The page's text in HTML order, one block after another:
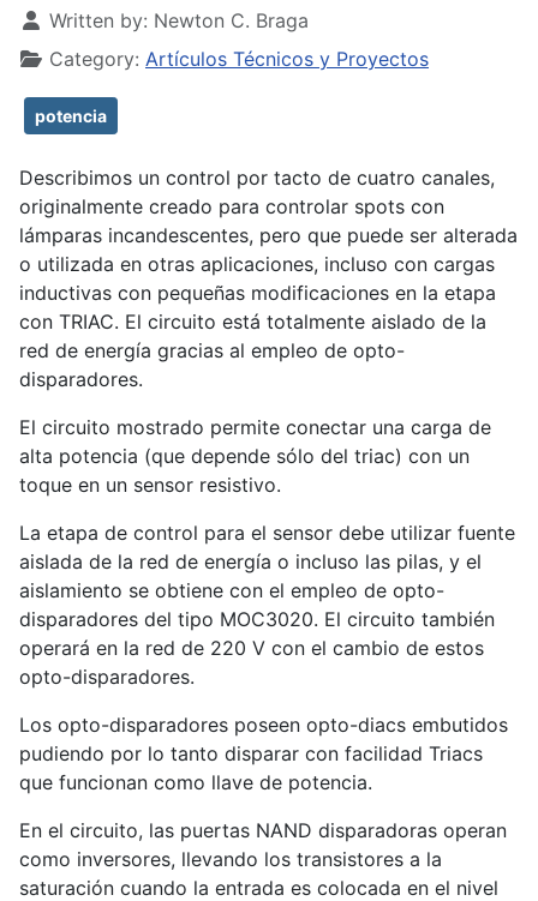
Details
Written by: Newton C. Braga
Category: Artículos Técnicos y Proyectos
potencia
Describimos un control por tacto de cuatro canales,
originalmente creado para controlar spots con
lámparas incandescentes, pero que puede ser alterada
o utilizada en otras aplicaciones, incluso con cargas
inductivas con pequeñas modificaciones en la etapa
con TRIAC. El circuito está totalmente aislado de la
red de energía gracias al empleo de opto-
disparadores.
El circuito mostrado permite conectar una carga de
alta potencia (que depende sólo del triac) con un
toque en un sensor resistivo.
La etapa de control para el sensor debe utilizar fuente
aislada de la red de energía o incluso las pilas, y el
aislamiento se obtiene con el empleo de opto-
disparadores del tipo MOC3020. El circuito también
operará en la red de 220 V con el cambio de estos
opto-disparadores.
Los opto-disparadores poseen opto-diacs embutidos
pudiendo por lo tanto disparar con facilidad Triacs
que funcionan como llave de potencia.
En el circuito, las puertas NAND disparadoras operan
como inversores, llevando los transistores a la
saturación cuando la entrada es colocada en el nivel